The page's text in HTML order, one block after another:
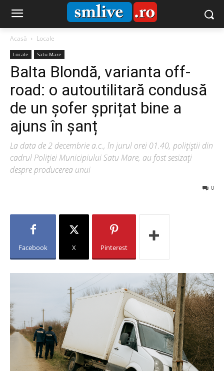
Acasă Locale
Locale Satu Mare
Balta Blondă, varianta off-
road: o autoutilitară condusă
de un șofer șprițat bine a
ajuns în șanț
La data de 2 decembrie a.c., în jurul orei 01.40, polițiștii din
cadrul Poliției Municipiului Satu Mare, au fost sesizați
despre producerea unui
0
Facebook X Pinterest